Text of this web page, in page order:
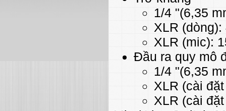
1/4 "(6,35
XLR
XLR (mic):
Đầu ra quy mô
1/4 "(6,35
XLR (cài
XLR (cài